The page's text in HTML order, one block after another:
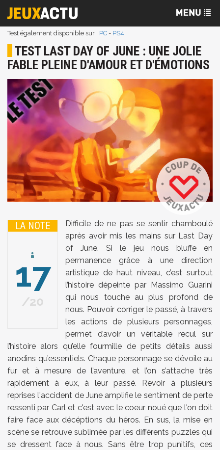
Test également disponible sur : PC - PS4
TEST LAST DAY OF JUNE : UNE JOLIE
FABLE PLEINE D'AMOUR ET D'ÉMOTIONS
LA NOTE
17
20
Difficile de ne pas se sentir chamboulé
après avoir mis les mains sur Last Day
of June. Si le jeu nous bluffe en
permanence grâce à une direction
artistique de haut niveau, c’est surtout
l’histoire dépeinte par Massimo Guarini
qui nous touche au plus profond de
nous. Pouvoir corriger le passé, à travers
les actions de plusieurs personnages,
permet d’avoir un véritable recul sur
l’histoire alors qu’elle fourmille de petits détails aussi
anodins qu’essentiels. Chaque personnage se dévoile au
fur et à mesure de l’aventure, et l’on s’attache très
rapidement à eux, à leur passé. Revoir à plusieurs
reprises l'accident de June amplifie le sentiment de perte
ressenti par Carl et c'est avec le coeur noué que l'on doit
faire face aux décéptions du héros. En sus, la mise en
scène se retrouve sublimée par les différents puzzles qui
se dressent face à nous. Sans être trop punitifs, ces